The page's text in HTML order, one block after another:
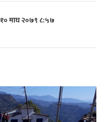
१० माघ २०७९ ८:५७